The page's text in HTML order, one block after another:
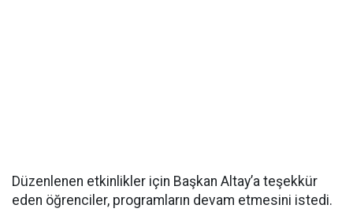
Düzenlenen etkinlikler için Başkan Altay’a teşekkür
eden öğrenciler, programların devam etmesini istedi.